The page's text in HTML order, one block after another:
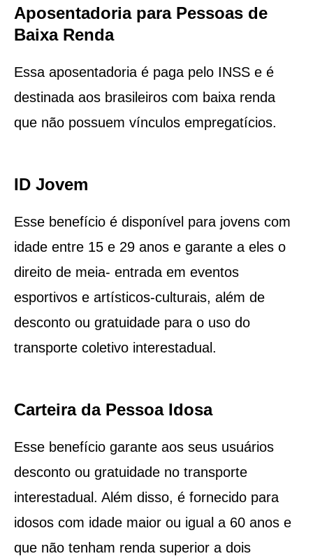
Aposentadoria para Pessoas de
Baixa Renda
Essa aposentadoria é paga pelo INSS e é
destinada aos brasileiros com baixa renda
que não possuem vínculos empregatícios.
ID Jovem
Esse benefício é disponível para jovens com
idade entre 15 e 29 anos e garante a eles o
direito de meia- entrada em eventos
esportivos e artísticos-culturais, além de
desconto ou gratuidade para o uso do
transporte coletivo interestadual.
Carteira da Pessoa Idosa
Esse benefício garante aos seus usuários
desconto ou gratuidade no transporte
interestadual. Além disso, é fornecido para
idosos com idade maior ou igual a 60 anos e
que não tenham renda superior a dois